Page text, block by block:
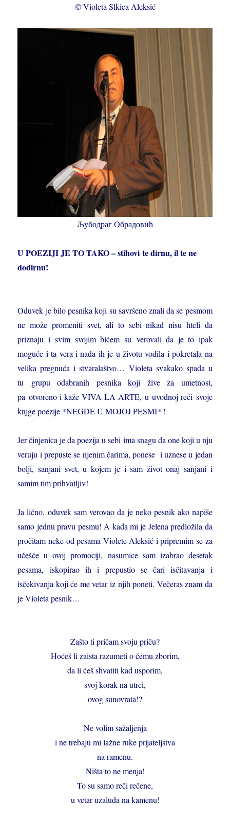
© Violeta Slkica Aleksić
Љубодраг Обрадовић
U POEZIJI JE TO TAKO – stihovi te dirnu, il te ne
dodirnu!
Oduvek je bilo pesnika koji su savršeno znali da se pesmom
ne može promeniti svet, ali to sebi nikad nisu hteli da
priznaju i svim svojim bićem su verovali da je to ipak
moguće i ta vera i nada ih je u životu vodila i pokretala na
velika pregnuća i stvaralaštvo… Violeta svakako spada u
tu grupu odabranih pesnika koji žive za umetnost,
pa otvoreno i kaže VIVA LA ARTE, u uvodnoj reči svoje
knjge poezije *NEGDE U MOJOJ PESMI* !
Jer činjenica je da poezija u sebi ima snagu da one koji u nju
veruju i prepuste se njenim čarima, ponese i uznese u jedan
bolji, sanjani svet, u kojem je i sam život onaj sanjani i
samim tim prihvatljiv!
Ja lično, oduvek sam verovao da je neko pesnik ako napiše
samo jednu pravu pesmu! A kada mi je Jelena predložila da
pročitam neke od pesama Violete Aleksić i pripremim se za
učešće u ovoj promociji, nasumice sam izabrao desetak
pesama, iskopirao ih i prepustio se čari isčitavanja i
isčekivanja koji će me vetar iz njih poneti. Večeras znam da
je Violeta pesnik…
Zašto ti pričam svoju priču?
Hoćeš li zaista razumeti o čemu zborim,
da li ćeš shvatiti kad usporim,
svoj korak na utrci,
ovog sunovrata!?
Ne volim sažaljenja
i ne trebaju mi lažne ruke prijateljstva
na ramenu.
Ništa to ne menja!
To su samo reči rečene,
u vetar uzaluda na kamenu!